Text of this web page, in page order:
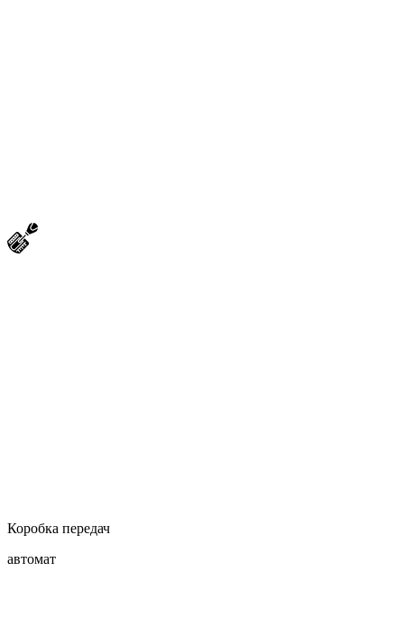
Коробка передач
автомат